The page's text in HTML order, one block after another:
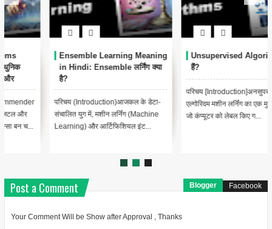
Ensemble Learning Meaning
in Hindi: Ensemble लर्निंग क्या
है?
परिचय (Introduction)आजकल के डेटा-
संचालित युग में, मशीन लर्निंग (Machine
Learning) और आर्टिफिशियल इंट...
Unsupervised Algorithms क्या
हैं?
परिचय [Introduction]अनसुपरवाइज्ड
एल्गोरिदम मशीन लर्निंग का एक मुख्य घटक है
जो कंप्यूटर को लेबल किए ग...
Post a Comment Blogger Facebook
Your Comment Will be Show after Approval , Thanks